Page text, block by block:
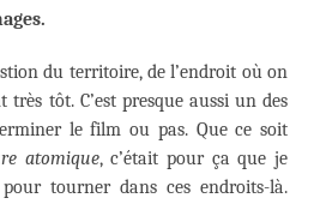
du territoire, de l’endroit où on
tôt. C’est presque aussi un des
le film ou pas. Que ce soit
atomique, c’était pour ça que je
tourner dans ces endroits-là.